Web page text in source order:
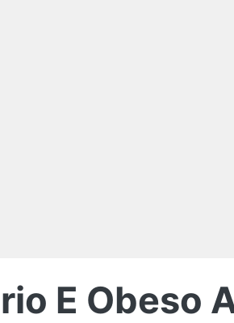
E Obeso